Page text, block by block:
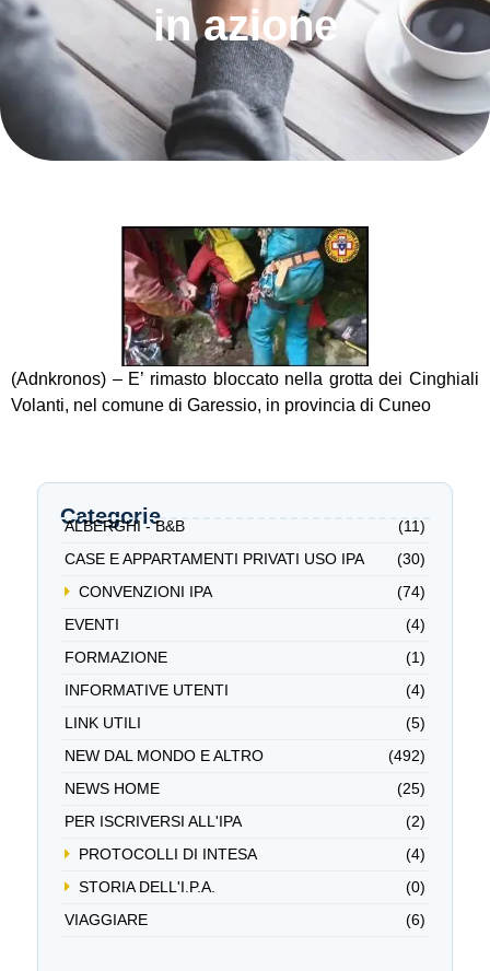
in azione
(Adnkronos) – E’ rimasto bloccato nella grotta dei Cinghiali
Volanti, nel comune di Garessio, in provincia di Cuneo
Categorie
ALBERGHI - B&B
(11)
CASE E APPARTAMENTI PRIVATI USO IPA
(30)
CONVENZIONI IPA
(74)
EVENTI
(4)
FORMAZIONE
(1)
INFORMATIVE UTENTI
(4)
LINK UTILI
(5)
NEW DAL MONDO E ALTRO
(492)
NEWS HOME
(25)
PER ISCRIVERSI ALL'IPA
(2)
PROTOCOLLI DI INTESA
(4)
STORIA DELL'I.P.A.
(0)
VIAGGIARE
(6)